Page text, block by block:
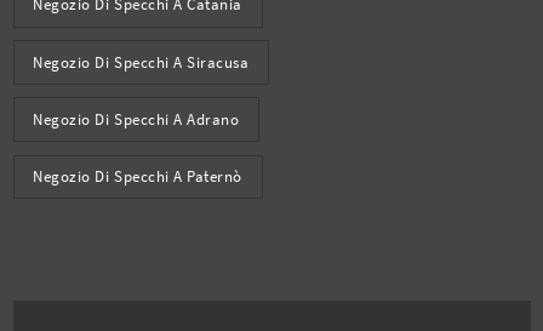
Negozio Di Specchi A Catania
Negozio Di Specchi A Siracusa
Negozio Di Specchi A Adrano
Negozio Di Specchi A Paternò